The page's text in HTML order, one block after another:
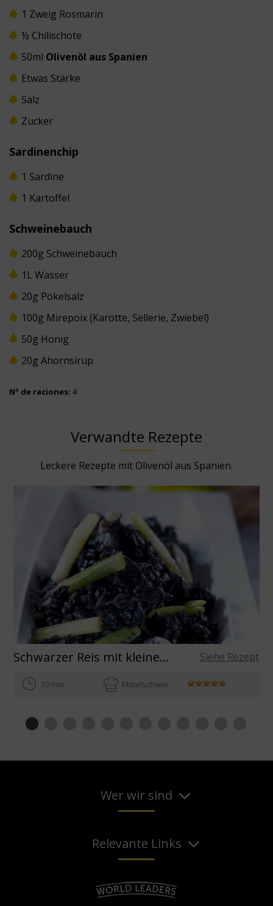
1 Zweig Rosmarin
½ Chilischote
50ml Olivenöl aus Spanien
Etwas Stärke
Salz
Zucker
Sardinenchip
1 Sardine
1 Kartoffel
Schweinebauch
200g Schweinebauch
1L Wasser
20g Pökelsalz
100g Mirepoix (Karotte, Sellerie, Zwiebel)
50g Honig
20g Ahornsirup
Nº de raciones: 4
Verwandte Rezepte
Leckere Rezepte mit Olivenöl aus Spanien.
Schwarzer Reis mit kleinen Sepia und Frühlingszwiebeln Siehe Rezept
30 min Mittelschwer
Wer wir sind
Relevante Links